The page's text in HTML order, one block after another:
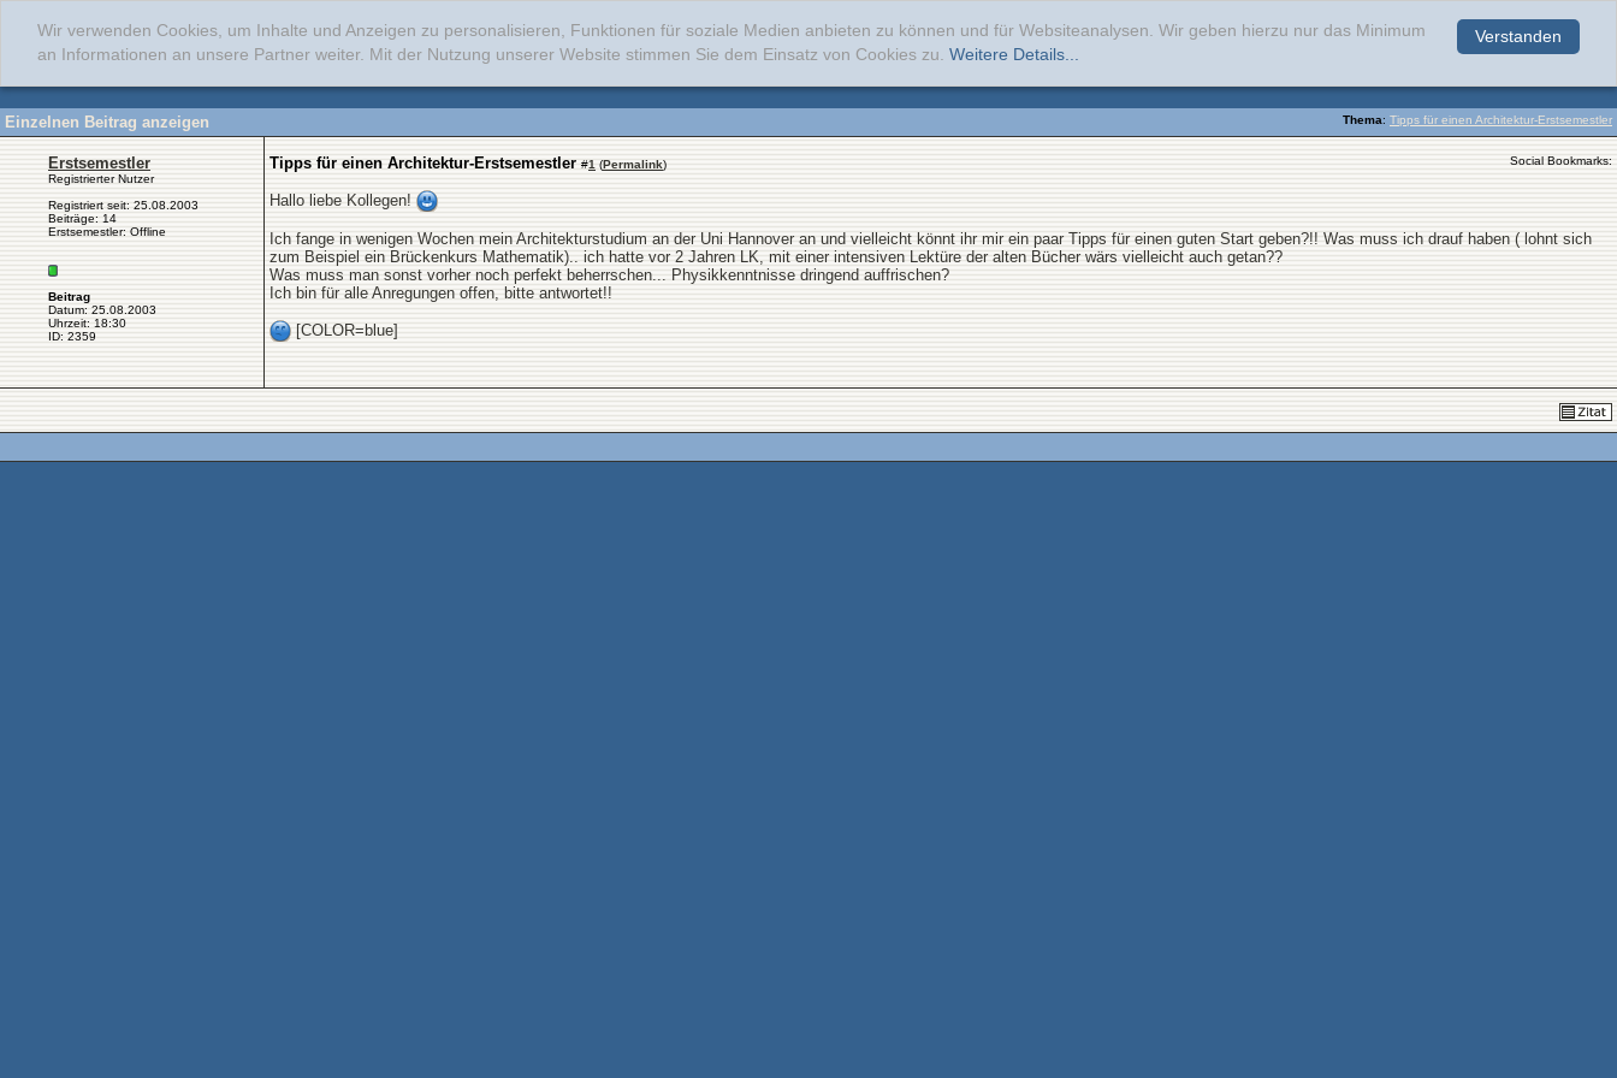
Verstanden
Wir verwenden Cookies, um Inhalte und Anzeigen zu personalisieren, Funktionen für soziale Medien anbieten zu können und für Websiteanalysen. Wir geben hierzu nur das Minimum
an Informationen an unsere Partner weiter. Mit der Nutzung unserer Website stimmen Sie dem Einsatz von Cookies zu. Weitere Details...
Thema: Tipps für einen Architektur-Erstsemestler
Einzelnen Beitrag anzeigen
Erstsemestler
Registrierter Nutzer
Registriert seit: 25.08.2003
Beiträge: 14
Erstsemestler: Offline
Beitrag
Datum: 25.08.2003
Uhrzeit: 18:30
ID: 2359
Tipps für einen Architektur-Erstsemestler #1 (Permalink) Social Bookmarks:
Hallo liebe Kollegen!
Ich fange in wenigen Wochen mein Architekturstudium an der Uni Hannover an und vielleicht könnt ihr mir ein paar Tipps für einen guten Start geben?!! Was muss ich drauf haben ( lohnt sich
zum Beispiel ein Brückenkurs Mathematik).. ich hatte vor 2 Jahren LK, mit einer intensiven Lektüre der alten Bücher wärs vielleicht auch getan??
Was muss man sonst vorher noch perfekt beherrschen... Physikkenntnisse dringend auffrischen?
Ich bin für alle Anregungen offen, bitte antwortet!!
[COLOR=blue]